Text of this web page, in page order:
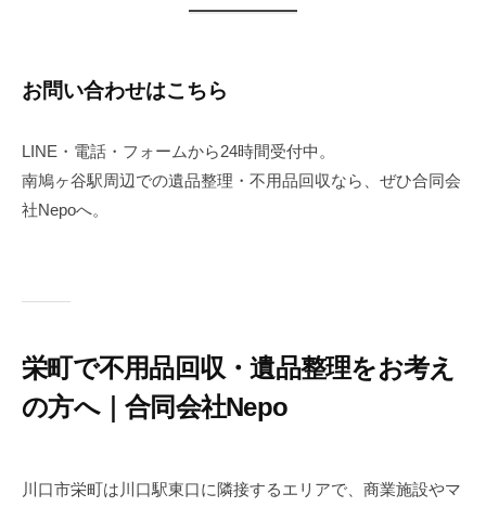
お問い合わせはこちら
LINE・電話・フォームから24時間受付中。
南鳩ヶ谷駅周辺での遺品整理・不用品回収なら、ぜひ合同会
社Nepoへ。
栄町で不用品回収・遺品整理をお考え
の方へ｜合同会社Nepo
0y
川口市栄町は川口駅東口に隣接するエリアで、商業施設やマ